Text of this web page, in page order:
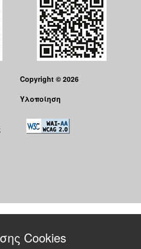
Copyright © 2026
Υλοποίηση
Cookies